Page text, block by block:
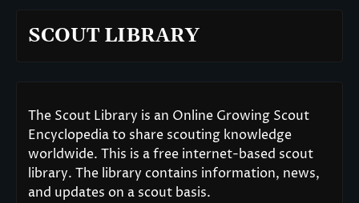
SCOUT LIBRARY
The Scout Library is an Online Growing Scout
Encyclopedia to share scouting knowledge
worldwide. This is a free internet-based scout
library. The library contains information, news,
and updates on a scout basis.